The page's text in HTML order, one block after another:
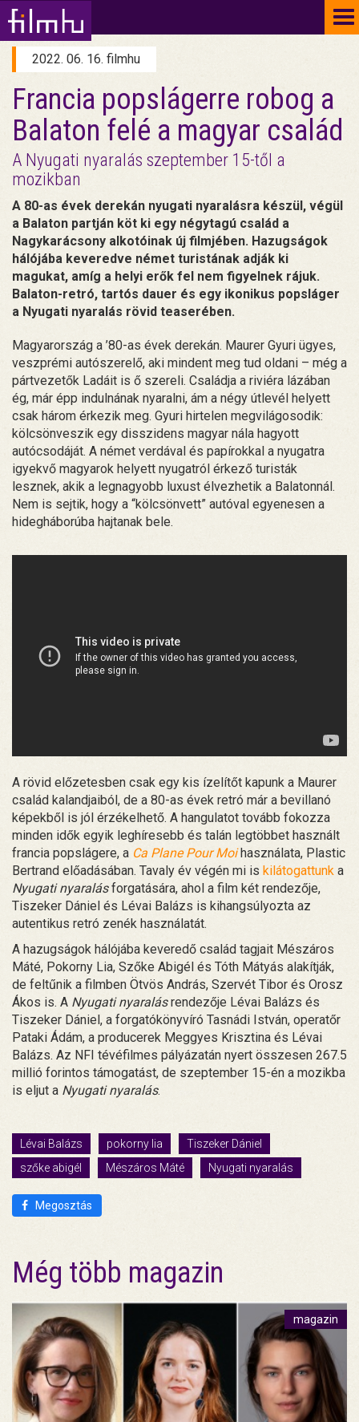
2022. 06. 16. filmhu
Francia popslágerre robog a
Balaton felé a magyar család
A Nyugati nyaralás szeptember 15-től a
mozikban
A 80-as évek derekán nyugati nyaralásra készül, végül
a Balaton partján köt ki egy négytagú család a
Nagykarácsony alkotóinak új filmjében. Hazugságok
hálójába keveredve német turistának adják ki
magukat, amíg a helyi erők fel nem figyelnek rájuk.
Balaton-retró, tartós dauer és egy ikonikus popsláger
a Nyugati nyaralás rövid teaserében.
Magyarország a ’80-as évek derekán. Maurer Gyuri ügyes,
veszprémi autószerelő, aki mindent meg tud oldani – még a
pártvezetők Ladáit is ő szereli. Családja a riviéra lázában
ég, már épp indulnának nyaralni, ám a négy útlevél helyett
csak három érkezik meg. Gyuri hirtelen megvilágosodik:
kölcsönveszik egy disszidens magyar nála hagyott
autócsodáját. A német verdával és papírokkal a nyugatra
igyekvő magyarok helyett nyugatról érkező turisták
lesznek, akik a legnagyobb luxust élvezhetik a Balatonnál.
Nem is sejtik, hogy a “kölcsönvett” autóval egyenesen a
hidegháborúba hajtanak bele.
A rövid előzetesben csak egy kis ízelítőt kapunk a Maurer
család kalandjaiból, de a 80-as évek retró már a bevillanó
képekből is jól érzékelhető. A hangulatot tovább fokozza
minden idők egyik leghíresebb és talán legtöbbet használt
francia popslágere, a Ca Plane Pour Moihasználata, Plastic
Bertrand előadásában. Tavaly év végén mi is kilátogattunk a
Nyugati nyaralásforgatására, ahol a film két rendezője,
Tiszeker Dániel és Lévai Balázs is kihangsúlyozta az
autentikus retró zenék használatát.
A hazugságok hálójába keveredő család tagjait Mészáros
Máté, Pokorny Lia, Szőke Abigél és Tóth Mátyás alakítják,
de feltűnik a filmben Ötvös András, Szervét Tibor és Orosz
Ákos is. A Nyugati nyaralásrendezője Lévai Balázs és
Tiszeker Dániel, a forgatókönyvíró Tasnádi István, operatőr
Pataki Ádám, a producerek Meggyes Krisztina és Lévai
Balázs. Az NFI tévéfilmes pályázatán nyert összesen 267.5
millió forintos támogatást, de szeptember 15-én a mozikba
is eljut a Nyugati nyaralás.
Lévai Balázs pokorny lia
Tiszeker Dániel
szőke abigél
Mészáros Máté Nyugati nyaralás
Megosztás
Még több magazin
magazin